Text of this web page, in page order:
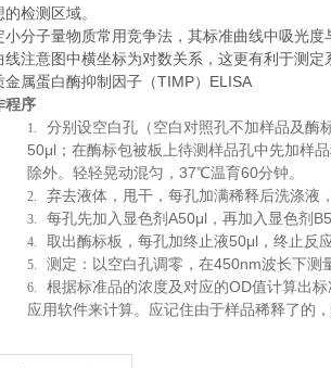
的检测区域。
小分子量物质常用竞争法，其标准曲线中吸光
线注意图中横坐标为对数关系，这更有利于测定
金属蛋白酶抑制因子（TIMP）ELISA
程序
1. 分别设空白孔（空白对照孔不加样品及酶
50μl ；在酶标包被板上待测样品孔中先加样
除外。轻轻晃动混匀， 37℃温育60分钟。
2. 弃去液体，甩干，每孔加满稀释后洗涤液
3. 每孔先加入显色剂 A50μl ，再加入显色剂
4. 取出酶标板，每孔加终止液50μl ，终止反
5. 测定：以空白孔调零，在450nm波长下测
6. 根据标准品的浓度及对应的OD值计算出
应用软件来计算。应记住由于样品稀释了的